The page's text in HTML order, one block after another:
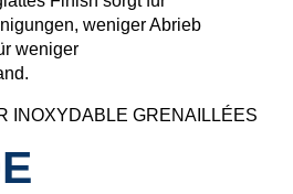
INOXYDABLE GRENAILLÉES